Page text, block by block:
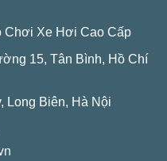
Chơi Xe Hơi Cao Cấp
15, Tân Bình, Hồ Chí
Long Biên, Hà Nội